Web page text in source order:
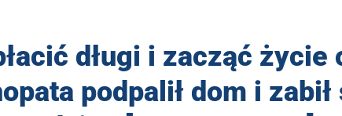
długi i zacząć życie
podpalił dom i zabił